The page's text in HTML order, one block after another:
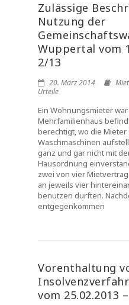
Zulässige
Nutzung der
Wuppertal vom
2/13
20. März 2014
Urteile
Ein Wohnungsmieter
Mehrfamilienhaus
berechtigt, wo die
Waschmaschinen
ganz und gar nicht mit
Hausordnung
zwei von vier
an jeweils vier
benutzen durften.
entgegenkommen
Vorenthaltung
vom 25.02.2013